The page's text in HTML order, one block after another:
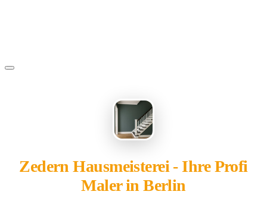
Zedern Hausmeisterei - Ihre Profi
Maler in Berlin